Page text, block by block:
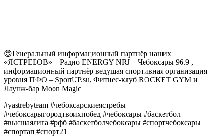
😍Генеральный информационный партнёр наших
«ЯСТРЕБОВ» – Радио ENERGY NRJ – Чебоксары 96.9 ,
информационный партнёр ведущая спортивная организация
уровня ПФО – SportUP.su, Фитнес-клуб ROCKET GYM и
Лаунж-бар Moon Magic
#yastrebyteam #чебоксарскиеястребы
#чебоксарыгородтвоихпобед #чебоксары #баскетбол
#высшаялига #рфб #баскетболчебоксары #спортчебоксары
#спортап #спорт21